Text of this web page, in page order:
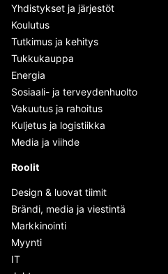
Yhdistykset ja järjestöt
Koulutus
Tutkimus ja kehitys
Tukkukauppa
Energia
Sosiaali- ja terveydenhuolto
Vakuutus ja rahoitus
Kuljetus ja logistiikka
Media ja viihde
Roolit
Design & luovat tiimit
Brändi, media ja viestintä
Markkinointi
Myynti
IT